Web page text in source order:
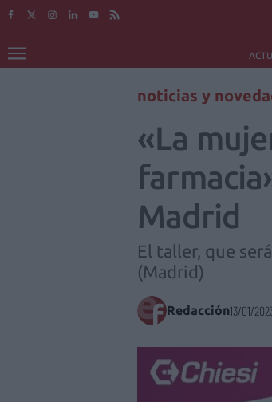
noticias y
«La
Madrid
El taller, que
(Madrid)
Redacción13/01/